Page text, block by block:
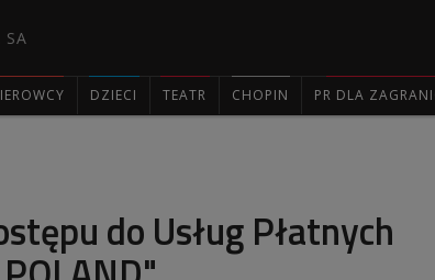
DZIECI TEATR CHOPIN PR DLA
do Usług Płatnych